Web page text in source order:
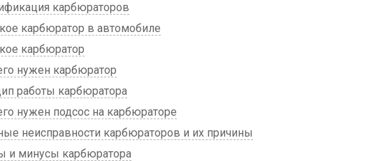
карбюраторов
карбюратор в автомобиле
карбюратор
нужен карбюратор
работы карбюратора
нужен подсос на карбюраторе
неисправности карбюраторов и их причины
и минусы карбюратора